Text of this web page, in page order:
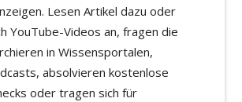
Lesen Artikel dazu oder
YouTube-Videos an, fragen die
in Wissensportalen,
absolvieren kostenlose
oder tragen sich für